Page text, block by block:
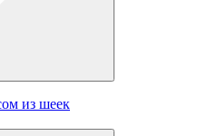
из шеек